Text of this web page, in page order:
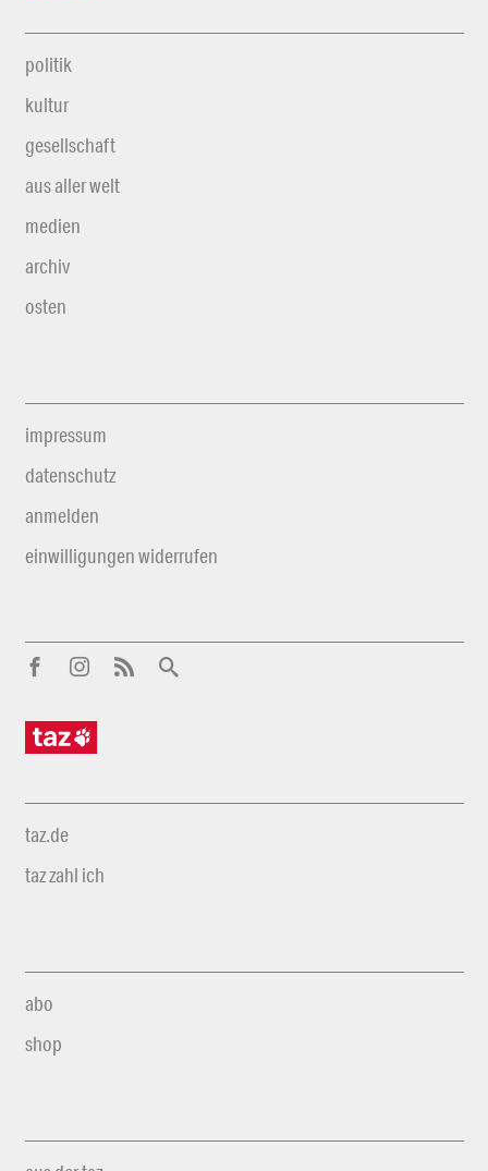
politik
kultur
gesellschaft
aus aller welt
medien
archiv
osten
impressum
datenschutz
anmelden
einwilligungen widerrufen
taz.de
taz zahl ich
abo
shop